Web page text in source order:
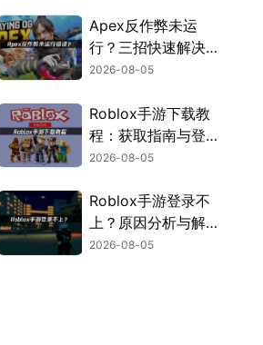
Apex反作弊未运
行？三招快速解决方
案！
2026-08-05
Roblox手游下载教
程：获取指南与登录
解决方案！
2026-08-05
Roblox手游登录不
上？原因分析与解决
方案！
2026-08-05